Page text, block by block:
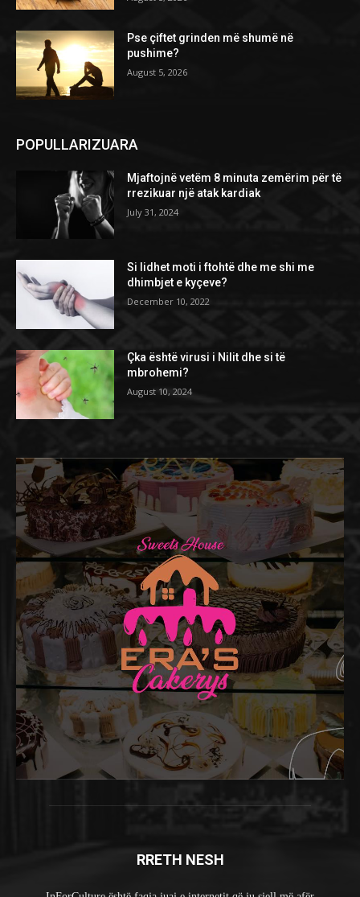
Pse çiftet grinden më shumë në
pushime?
August 5, 2026
POPULLARIZUARA
Mjaftojnë vetëm 8 minuta zemërim për të
rrezikuar një atak kardiak
July 31, 2024
Si lidhet moti i ftohtë dhe me shi me
dhimbjet e kyçeve?
December 10, 2022
Çka është virusi i Nilit dhe si të
mbrohemi?
August 10, 2024
RRETH NESH